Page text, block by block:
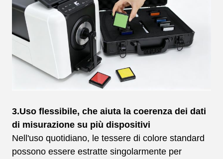
3.Uso flessibile, che aiuta la coerenza dei dati
di misurazione su più dispositivi
Nell'uso quotidiano, le tessere di colore standard
possono essere estratte singolarmente per